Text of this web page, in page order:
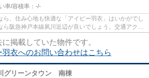
率/容積率： -/-
ら、住み心地も快適な「アイビー羽衣」はいかがでし
ら阪急神戸本線夙川近辺が良いでしょう。交通アクセ
い...
に掲載していた物件です。
羽衣へのお問い合わせはこちら
グリーンタウン 南棟